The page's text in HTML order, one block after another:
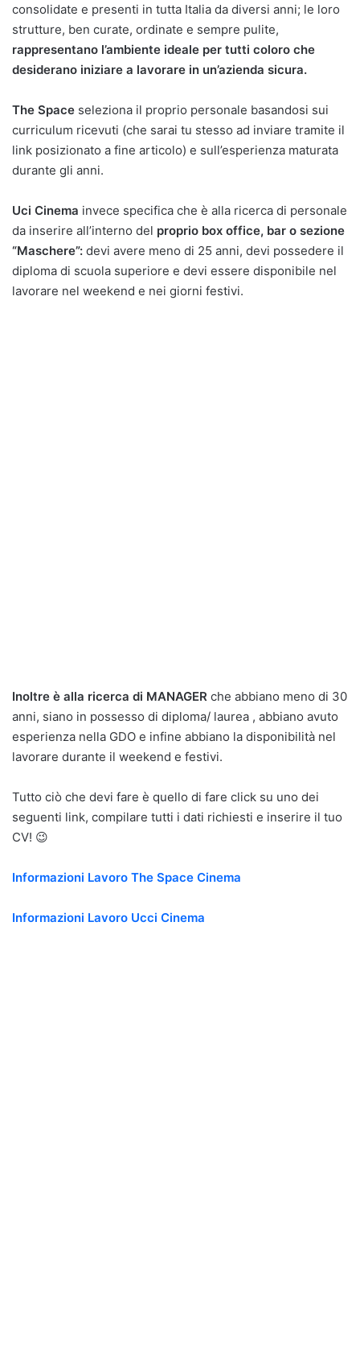
consolidate e presenti in tutta Italia da diversi anni; le loro
strutture, ben curate, ordinate e sempre pulite,
rappresentano l’ambiente ideale per tutti coloro che
desiderano iniziare a lavorare in un’azienda sicura.
The Space seleziona il proprio personale basandosi sui
curriculum ricevuti (che sarai tu stesso ad inviare tramite il
link posizionato a fine articolo) e sull’esperienza maturata
durante gli anni.
Uci Cinema invece specifica che è alla ricerca di personale
da inserire all’interno del proprio box office, bar o sezione
“Maschere”: devi avere meno di 25 anni, devi possedere il
diploma di scuola superiore e devi essere disponibile nel
lavorare nel weekend e nei giorni festivi.
Inoltre è alla ricerca di MANAGER che abbiano meno di 30
anni, siano in possesso di diploma/ laurea , abbiano avuto
esperienza nella GDO e infine abbiano la disponibilità nel
lavorare durante il weekend e festivi.
Tutto ciò che devi fare è quello di fare click su uno dei
seguenti link, compilare tutti i dati richiesti e inserire il tuo
CV! 😉
Informazioni Lavoro The Space Cinema
Informazioni Lavoro Ucci Cinema